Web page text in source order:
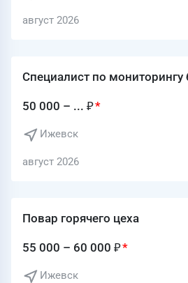
август 2026
Специалист по мониторингу
50 000 – ... ₽
Ижевск
август 2026
Повар горячего цеха
55 000 – 60 000 ₽
Ижевск